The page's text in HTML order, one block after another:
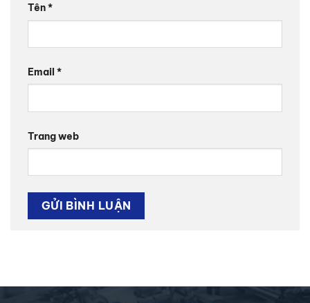
Tên*
Email *
Trang web